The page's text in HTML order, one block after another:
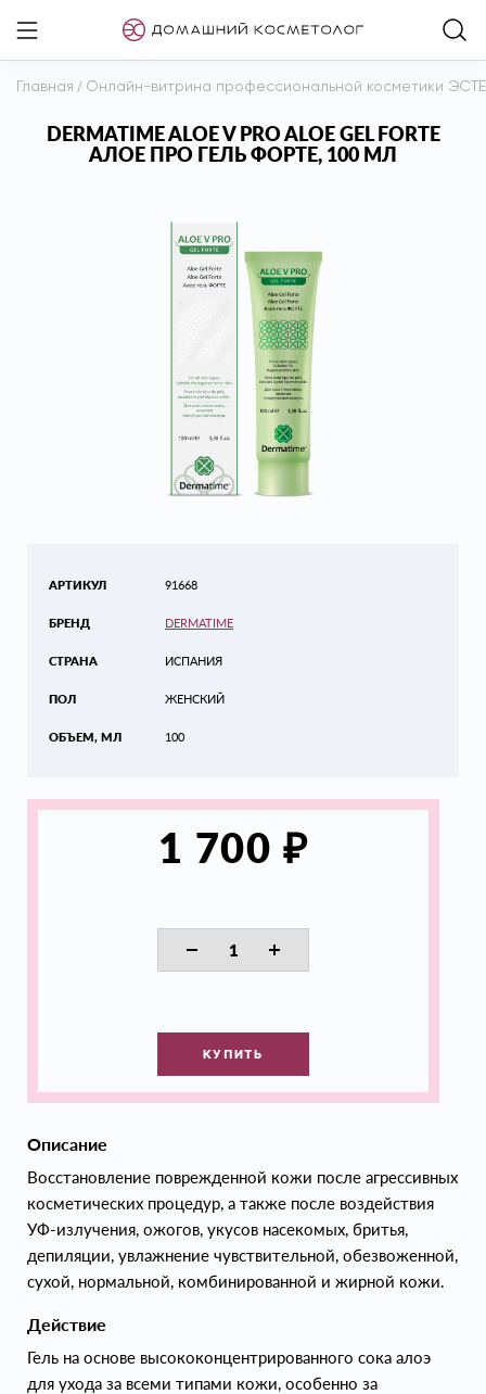
Главная / Онлайн-витрина профессиональной косметики
DERMATIME ALOE V PRO ALOE GEL FORTE
АЛОЕ ПРО ГЕЛЬ ФОРТЕ, 100 МЛ
АРТИКУЛ
БРЕНД
СТРАНА
ПОЛ
ОБЪЕМ, МЛ
91668
DERMATIME
ИСПАНИЯ
ЖЕНСКИЙ
100
1 700 ₽
КУПИТЬ
Описание
Восстановление поврежденной кожи после агрессивных
косметических процедур, а также после воздействия
УФ-излучения, ожогов, укусов насекомых, бритья,
депиляции, увлажнение чувствительной, обезвоженной,
сухой, нормальной, комбинированной и жирной кожи.
Действие
Гель на основе высококонцентрированного сока алоэ
для ухода за всеми типами кожи, особенно за